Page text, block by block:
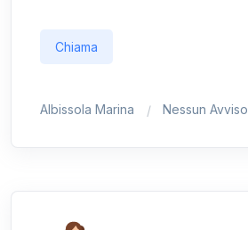
Chiama
Albissola Marina Nessun Avviso